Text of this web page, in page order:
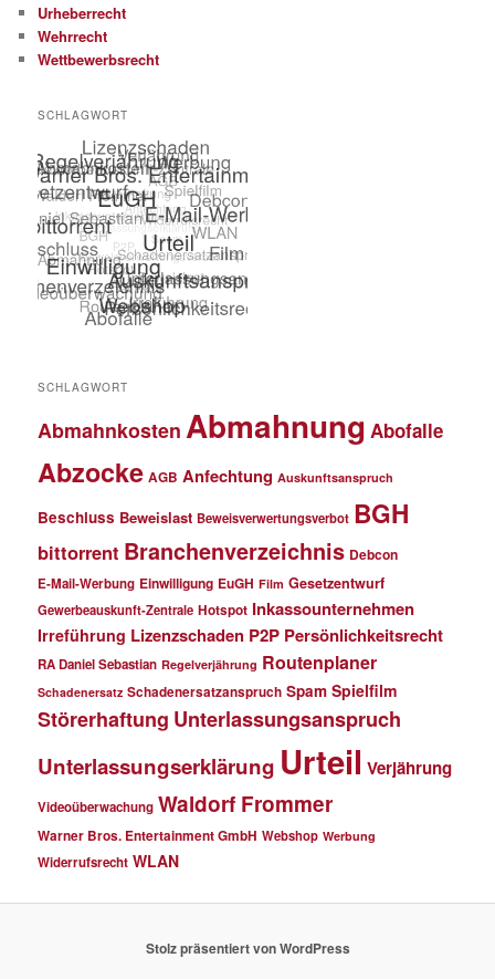
Urheberrecht
Wehrrecht
Wettbewerbsrecht
SCHLAGWORT
SCHLAGWORT
Abmahnkosten Abmahnung Abofalle
Abzocke AGB Anfechtung Auskunftsanspruch
Beschluss Beweislast Beweisverwertungsverbot BGH
bittorrent Branchenverzeichnis Debcon
E-Mail-Werbung Einwilligung EuGH Film Gesetzentwurf
Gewerbeauskunft-Zentrale Hotspot Inkassounternehmen
Irreführung Lizenzschaden P2P Persönlichkeitsrecht
RA Daniel Sebastian Regelverjährung Routenplaner
Schadenersatz Schadenersatzanspruch Spam Spielfilm
Störerhaftung Unterlassungsanspruch
Unterlassungserklärung Urteil Verjährung
Videoüberwachung Waldorf Frommer
Warner Bros. Entertainment GmbH Webshop Werbung
Widerrufsrecht WLAN
Stolz präsentiert von WordPress